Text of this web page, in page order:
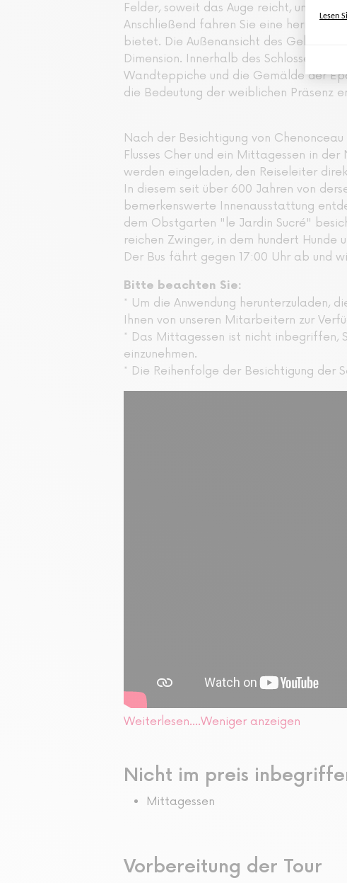
Felder, soweit das Auge reicht, und
Anschließend fahren Sie eine herrliche,
bietet. Die Außenansicht des
Dimension. Innerhalb des Schlosses
Wandteppiche und die Gemälde der
die Bedeutung der weiblichen Präsenz
Nach der Besichtigung von
Flusses Cher und ein Mittagessen in der
werden eingeladen, den Reiseleiter
In diesem seit über 600 Jahren von
bemerkenswerte Innenausstattung
dem Obstgarten "le Jardin Sucré"
reichen Zwinger, in dem hundert Hunde
Der Bus fährt gegen 17:00 Uhr ab und
Bitte beachten Sie:
* Um die Anwendung herunterzuladen,
Ihnen von unseren Mitarbeitern zur
* Das Mittagessen ist nicht inbegriffen,
einzunehmen.
* Die Reihenfolge der Besichtigung der
Weiterlesen....Weniger anzeigen
Nicht im preis
Mittagessen
Vorbereitung der Tour